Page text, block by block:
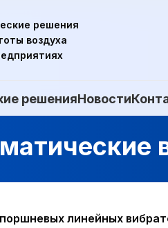
решения
воздуха
решенияНовости
линейных